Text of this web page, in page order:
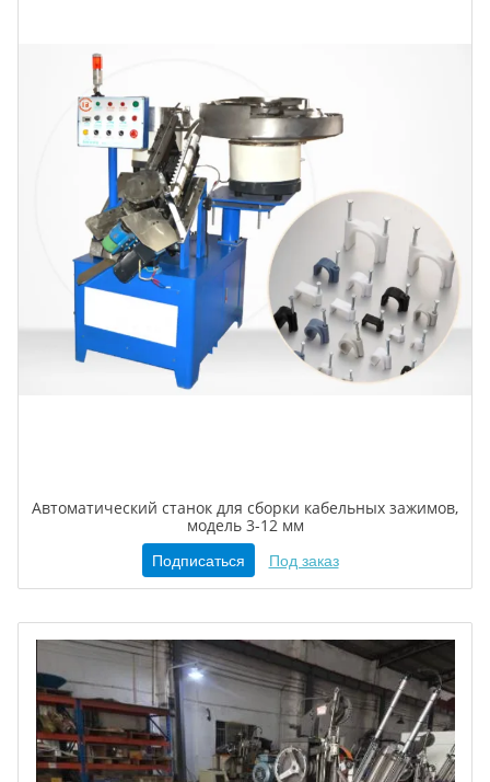
Автоматический станок для сборки кабельных зажимов,
модель 3-12 мм
Подписаться Под заказ